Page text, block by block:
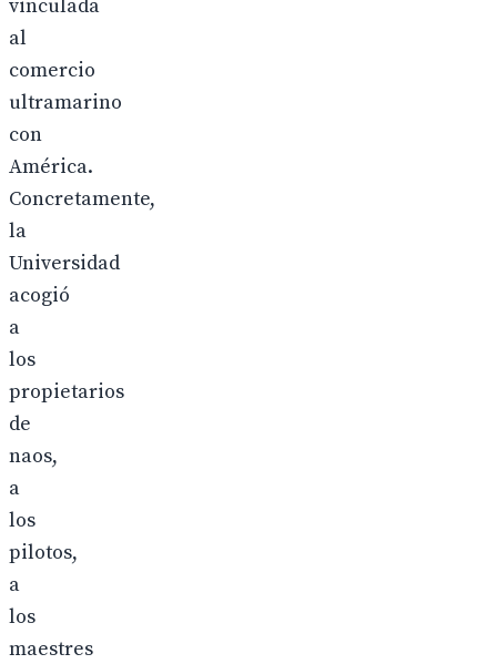
vinculada
al
comercio
ultramarino
con
América.
Concretamente,
la
Universidad
acogió
a
los
propietarios
de
naos,
a
los
pilotos,
a
los
maestres